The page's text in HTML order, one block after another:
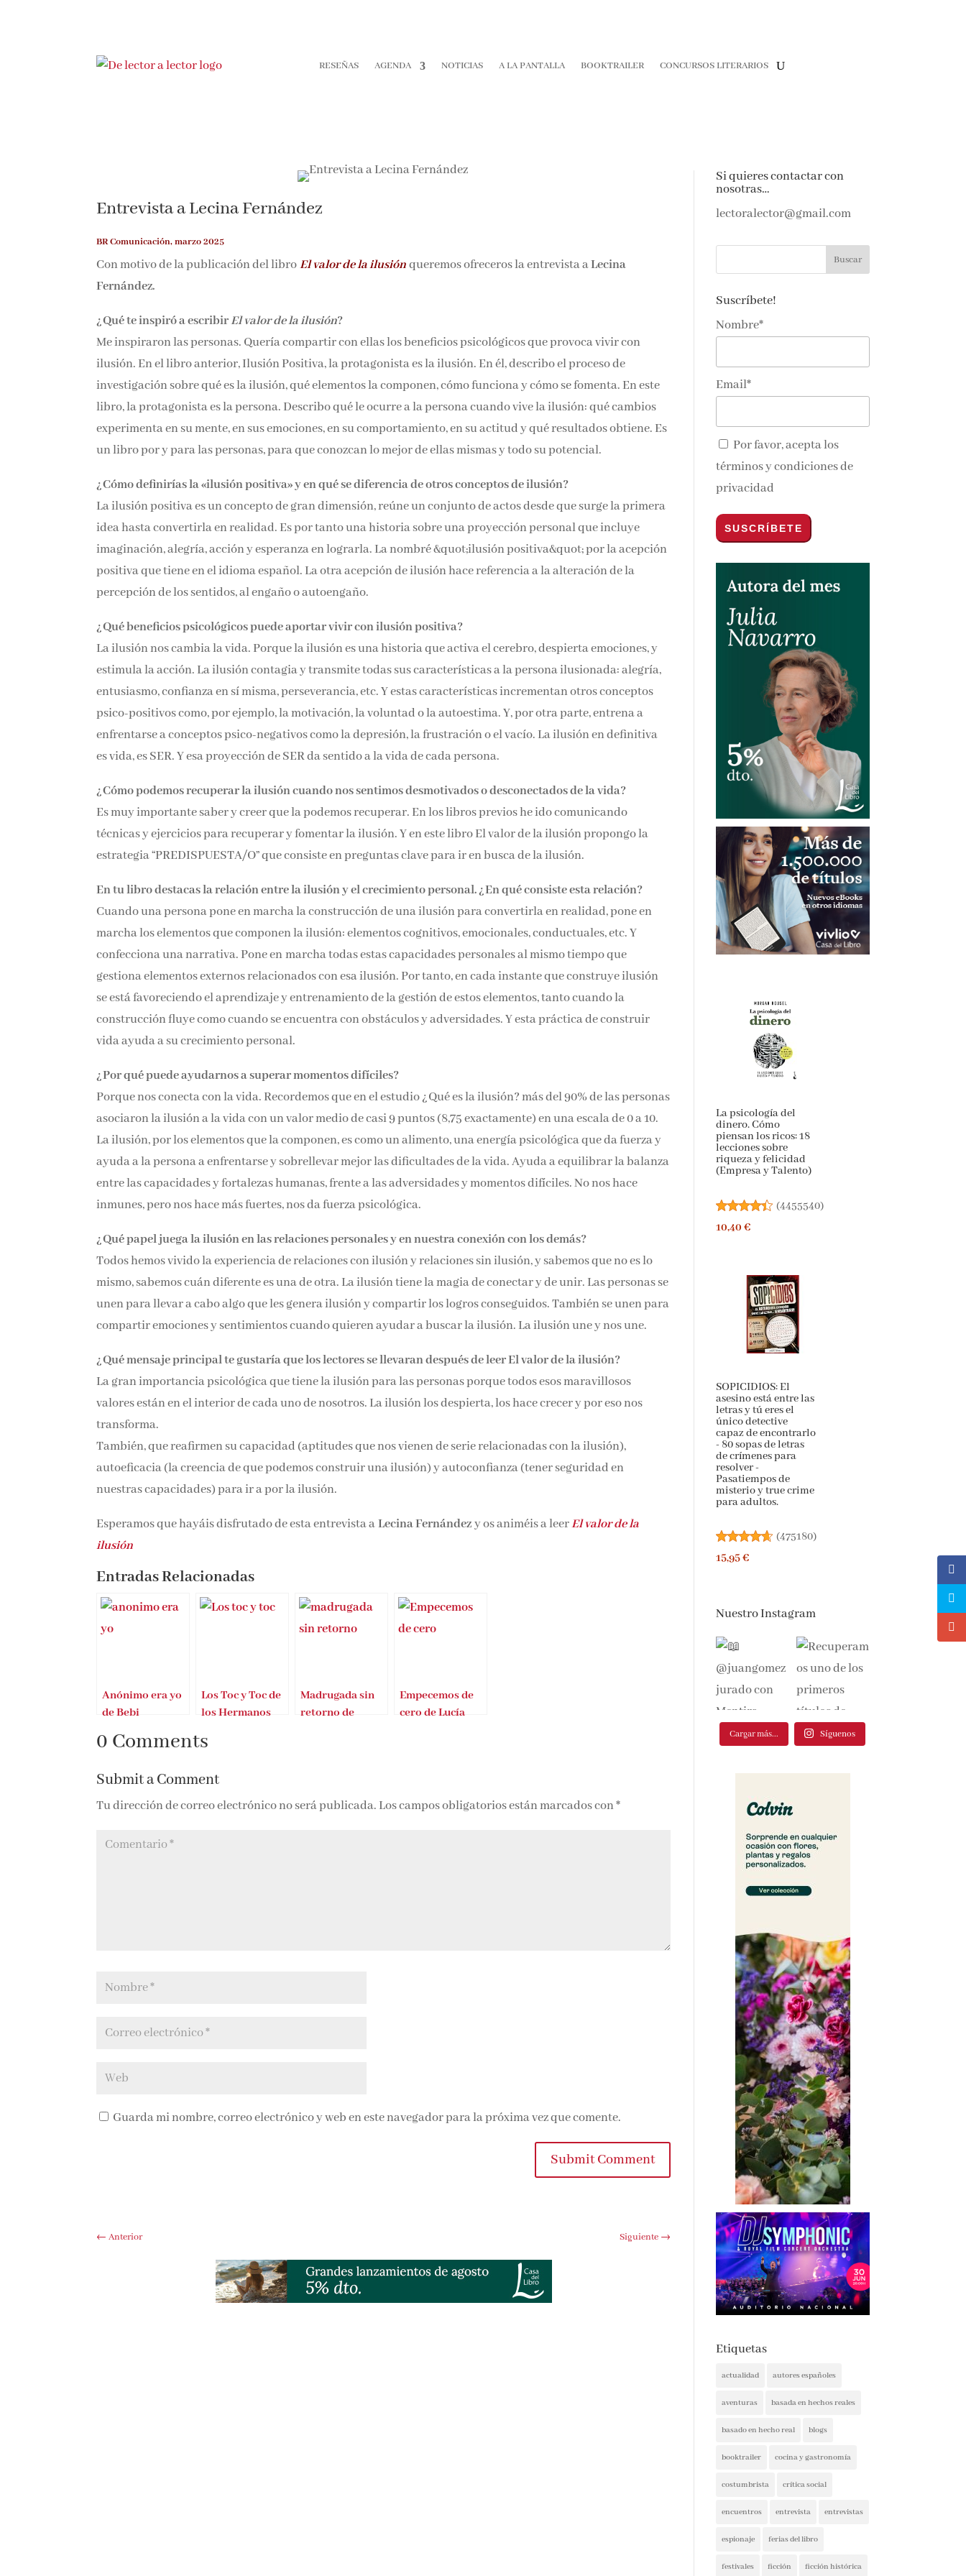
RESEÑAS AGENDA NOTICIAS A LA PANTALLA BOOKTRAILER CONCURSOS LITERARIOS
Entrevista a Lecina Fernández
BR Comunicación, marzo 2025
Con motivo de la publicación del libroEl valor de la ilusiónqueremos ofreceros la entrevista aLecina
Fernández.
¿Qué te inspiró a escribirEl valor de la ilusión?
Me inspiraron las personas. Quería compartir con ellas los beneficios psicológicos que provoca vivir con
ilusión. En el libro anterior, Ilusión Positiva, la protagonista es la ilusión. En él, describo el proceso de
investigación sobre qué es la ilusión, qué elementos la componen, cómo funciona y cómo se fomenta. En este
libro, la protagonista es la persona. Describo qué le ocurre a la persona cuando vive la ilusión: qué cambios
experimenta en su mente, en sus emociones, en su comportamiento, en su actitud y qué resultados obtiene. Es
un libro por y para las personas, para que conozcan lo mejor de ellas mismas y todo su potencial.
¿Cómo definirías la «ilusión positiva» y en qué se diferencia de otros conceptos de ilusión?
La ilusión positiva es un concepto de gran dimensión, reúne un conjunto de actos desde que surge la primera
idea hasta convertirla en realidad. Es por tanto una historia sobre una proyección personal que incluye
imaginación, alegría, acción y esperanza en lograrla. La nombré &quot;ilusión positiva&quot; por la acepción
positiva que tiene en el idioma español. La otra acepción de ilusión hace referencia a la alteración de la
percepción de los sentidos, al engaño o autoengaño.
¿Qué beneficios psicológicos puede aportar vivir con ilusión positiva?
La ilusión nos cambia la vida. Porque la ilusión es una historia que activa el cerebro, despierta emociones, y
estimula la acción. La ilusión contagia y transmite todas sus características a la persona ilusionada: alegría,
entusiasmo, confianza en sí misma, perseverancia, etc. Y estas características incrementan otros conceptos
psico-positivos como, por ejemplo, la motivación, la voluntad o la autoestima. Y, por otra parte, entrena a
enfrentarse a conceptos psico-negativos como la depresión, la frustración o el vacío. La ilusión en definitiva
es vida, es SER. Y esa proyección de SER da sentido a la vida de cada persona.
¿Cómo podemos recuperar la ilusión cuando nos sentimos desmotivados o desconectados de la vida?
Es muy importante saber y creer que la podemos recuperar. En los libros previos he ido comunicando
técnicas y ejercicios para recuperar y fomentar la ilusión. Y en este libro El valor de la ilusión propongo la
estrategia “PREDISPUESTA/O” que consiste en preguntas clave para ir en busca de la ilusión.
En tu libro destacas la relación entre la ilusión y el crecimiento personal. ¿En qué consiste esta relación?
Cuando una persona pone en marcha la construcción de una ilusión para convertirla en realidad, pone en
marcha los elementos que componen la ilusión: elementos cognitivos, emocionales, conductuales, etc. Y
confecciona una narrativa. Pone en marcha todas estas capacidades personales al mismo tiempo que
gestiona elementos externos relacionados con esa ilusión. Por tanto, en cada instante que construye ilusión
se está favoreciendo el aprendizaje y entrenamiento de la gestión de estos elementos, tanto cuando la
construcción fluye como cuando se encuentra con obstáculos y adversidades. Y esta práctica de construir
vida ayuda a su crecimiento personal.
¿Por qué puede ayudarnos a superar momentos difíciles?
Porque nos conecta con la vida. Recordemos que en el estudio ¿Qué es la ilusión? más del 90% de las personas
asociaron la ilusión a la vida con un valor medio de casi 9 puntos (8,75 exactamente) en una escala de 0 a 10.
La ilusión, por los elementos que la componen, es como un alimento, una energía psicológica que da fuerza y
ayuda a la persona a enfrentarse y sobrellevar mejor las dificultades de la vida. Ayuda a equilibrar la balanza
entre las capacidades y fortalezas humanas, frente a las adversidades y momentos difíciles. No nos hace
inmunes, pero nos hace más fuertes, nos da fuerza psicológica.
¿Qué papel juega la ilusión en las relaciones personales y en nuestra conexión con los demás?
Todos hemos vivido la experiencia de relaciones con ilusión y relaciones sin ilusión, y sabemos que no es lo
mismo, sabemos cuán diferente es una de otra. La ilusión tiene la magia de conectar y de unir. Las personas se
unen para llevar a cabo algo que les genera ilusión y compartir los logros conseguidos. También se unen para
compartir emociones y sentimientos cuando quieren ayudar a buscar la ilusión. La ilusión une y nos une.
¿Qué mensaje principal te gustaría que los lectores se llevaran después de leer El valor de la ilusión?
La gran importancia psicológica que tiene la ilusión para las personas porque todos esos maravillosos
valores están en el interior de cada uno de nosotros. La ilusión los despierta, los hace crecer y por eso nos
transforma.
También, que reafirmen su capacidad (aptitudes que nos vienen de serie relacionadas con la ilusión),
autoeficacia (la creencia de que podemos construir una ilusión) y autoconfianza (tener seguridad en
nuestras capacidades) para ir a por la ilusión.
Esperamos que hayáis disfrutado de esta entrevista aLecina Fernándezy os animéis a leerEl valor de la
ilusión
Entradas Relacionadas
Anónimo era yo
de Bebi
Los Toc y Toc de
los Hermanos
Fernández
Madrugada sin
retorno de
Empecemos de
cero de Lucía
0 Comments
Submit a Comment
Tu dirección de correo electrónico no será publicada. Los campos obligatorios están marcados con*
Guarda mi nombre, correo electrónico y web en este navegador para la próxima vez que comente.
Submit Comment
←Anterior Siguiente→
Si quieres contactar con
nosotras…
lectoralector@gmail.com
Suscríbete!
Nombre*
Email*
Por favor, acepta los
términos y condiciones de
privacidad
La psicología del
dinero. Cómo
piensan los ricos: 18
lecciones sobre
riqueza y felicidad
(Empresa y Talento)
(4455540)
10,40 €
SOPICIDIOS: El
asesino está entre las
letras y tú eres el
único detective
capaz de encontrarlo
- 80 sopas de letras
de crímenes para
resolver -
Pasatiempos de
misterio y true crime
para adultos.
(475180)
15,95 €
Nuestro Instagram
Cargar más... Síguenos
Etiquetas
actualidad autores españoles
aventuras basada en hechos reales
basado en hecho real blogs
booktrailer cocina y gastronomía
costumbrista crítica social
encuentros entrevista entrevistas
espionaje ferias del libro
festivales ficción ficción histórica